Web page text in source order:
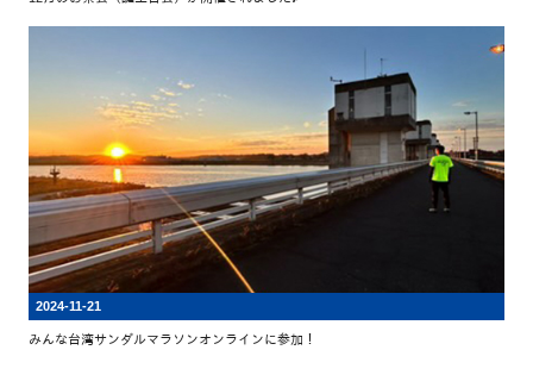
2024-11-21
みんな台湾サンダルマラソンオンラインに参加！